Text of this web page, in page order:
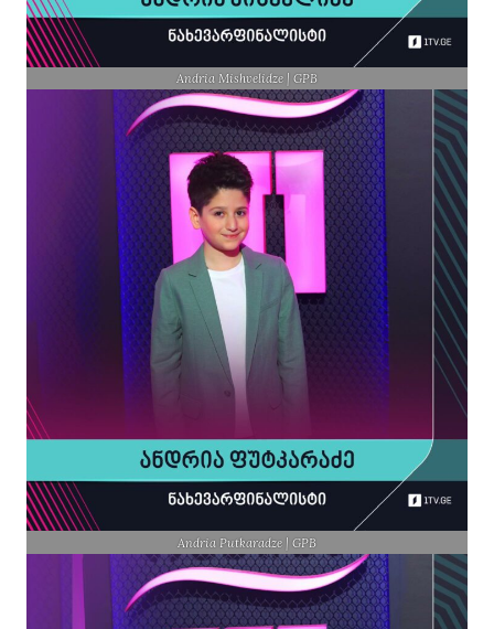
Andria Mishvelidze | GPB
Andria Putkaradze | GPB